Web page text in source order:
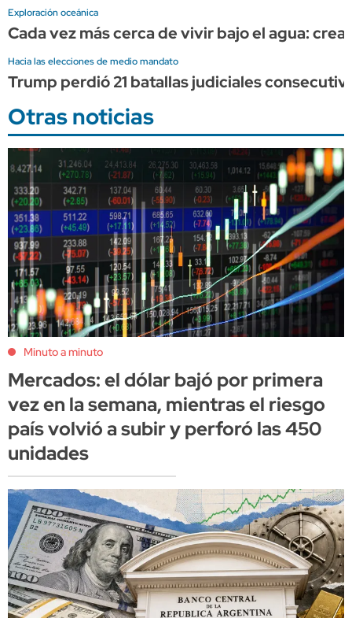
Exploración oceánica
Cada vez más cerca de vivir bajo el agua:
Hacia las elecciones de medio mandato
Trump perdió 21 batallas judiciales
Otras noticias
Minuto a minuto
Mercados: el dólar bajó por primera
vez en la semana, mientras el riesgo
país volvió a subir y perforó las 450
unidades